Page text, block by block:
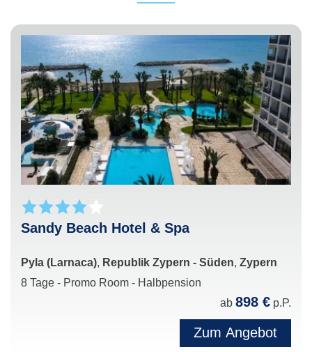
Sandy Beach Hotel & Spa
Pyla (Larnaca), Republik Zypern - Süden, Zypern
8 Tage - Promo Room - Halbpension
ab 898 € p.P.
Zum Angebot